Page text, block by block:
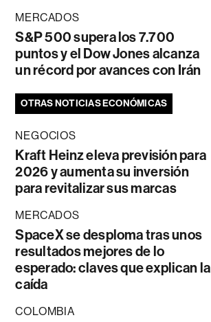
MERCADOS
S&P 500 supera los 7.700
puntos y el Dow Jones alcanza
un récord por avances con Irán
OTRAS NOTICIAS ECONÓMICAS
NEGOCIOS
Kraft Heinz eleva previsión para
2026 y aumenta su inversión
para revitalizar sus marcas
MERCADOS
SpaceX se desploma tras unos
resultados mejores de lo
esperado: claves que explican la
caída
COLOMBIA